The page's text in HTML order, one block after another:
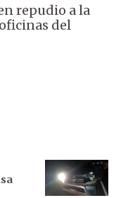
repudio a la
del